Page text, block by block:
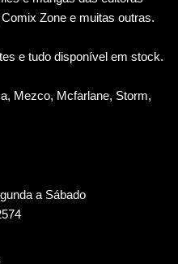
Zone e muitas outras.
e tudo disponível em stock.
Mezco, Mcfarlane, Storm,
a Sábado